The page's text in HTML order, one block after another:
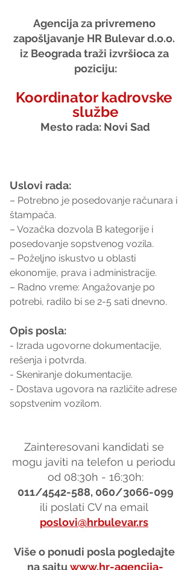
Agencija za privremeno
zapošljavanje HR Bulevar d.o.o.
iz Beograda traži izvršioca za
poziciju:
Koordinator kadrovske
službe
Mesto rada: Novi Sad
Uslovi rada:
– Potrebno je posedovanje računara i
štampača.
– Vozačka dozvola B kategorije i
posedovanje sopstvenog vozila.
– Poželjno iskustvo u oblasti
ekonomije, prava i administracije.
– Radno vreme: Angažovanje po
potrebi, radilo bi se 2-5 sati dnevno.
Opis posla:
- Izrada ugovorne dokumentacije,
rešenja i potvrda.
- Skeniranje dokumentacije.
- Dostava ugovora na različite adrese
sopstvenim vozilom.
Zainteresovani kandidati se
mogu javiti na telefon u periodu
od 08:30h - 16:30h:
011/4542-588, 060/3066-099
ili poslati CV na email
poslovi@hrbulevar.rs
Više o ponudi posla pogledajte
na sajtu www.hr-agencija-